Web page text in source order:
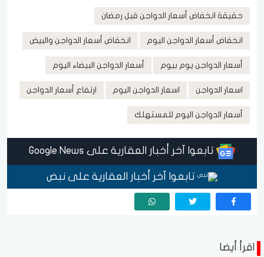
حقيقة انخفاض أسعار الدواجن قبل رمضان
انخفاض أسعار الدواجن اليوم انخفاض أسعار الدواجن والبيض
أسعار الدواجن يوم بيوم أسعار الدواجن البيضاء اليوم
اسعار الدواجن اسعار الدواجن اليوم ارتفاع أسعار الدواجن
أسعار الدواجن اليوم للمستهلك
تابعوا آخر أخبار العقارية على Google News
تابعوا آخر أخبار العقارية على نبض
اقرأ أيضا